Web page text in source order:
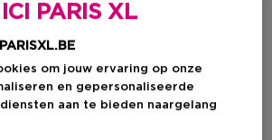
€ 122,60
verkoopprijs fabrikant€ 122,60
ICI PARIS XL
om jouw ervaring op onze
en gepersonaliseerde
aan te bieden naargelang